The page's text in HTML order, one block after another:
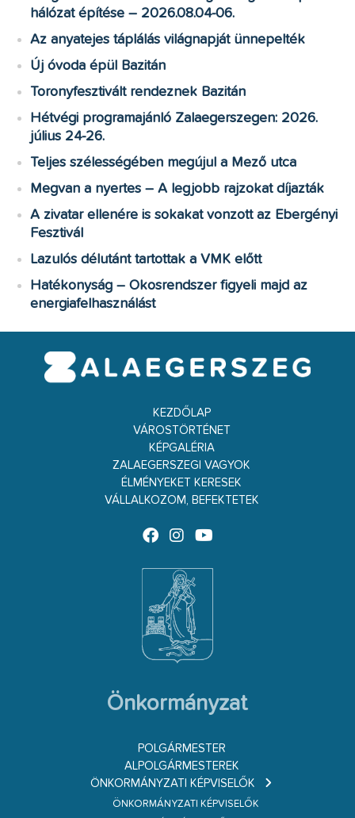
hálózat építése – 2026.08.04-06.
Az anyatejes táplálás világnapját ünnepelték
Új óvoda épül Bazitán
Toronyfesztivált rendeznek Bazitán
Hétvégi programajánló Zalaegerszegen: 2026.
július 24-26.
Teljes szélességében megújul a Mező utca
Megvan a nyertes – A legjobb rajzokat díjazták
A zivatar ellenére is sokakat vonzott az Ebergényi
Fesztivál
Lazulós délutánt tartottak a VMK előtt
Hatékonyság – Okosrendszer figyeli majd az
energiafelhasználást
KEZDŐLAP
VÁROSTÖRTÉNET
KÉPGALÉRIA
ZALAEGERSZEGI VAGYOK
ÉLMÉNYEKET KERESEK
VÁLLALKOZOM, BEFEKTETEK
Önkormányzat
POLGÁRMESTER
ALPOLGÁRMESTEREK
ÖNKORMÁNYZATI KÉPVISELŐK
ÖNKORMÁNYZATI KÉPVISELŐK